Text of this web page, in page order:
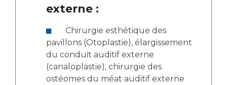
externe :
pavillons (Otoplastie), élargissement
du conduit auditif externe
(canaloplastie), chirurgie des
ostéomes du méat auditif externe